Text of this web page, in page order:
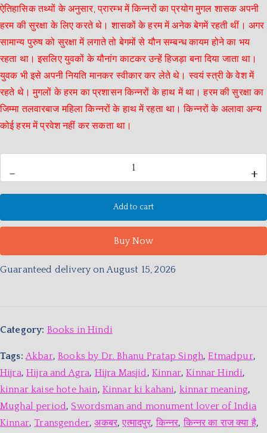
ऐतिहासिक तथ्यों के अनुसार, प्रारम्भ में किन्नरों का प्रयोग मुगल शासक अपनी
हरम की सुरक्षा के लिए करते थे। शासकों के हरम में अनेक बेगमें रहती थीं। अगर
सामान्य पुरुष को सुरक्षा में लगाते तो बेगमों से यौन सम्बन्ध कायम होने का भय
रहता था। इसलिए युवकों के यौनांग काटकर उन्हें हिजड़ा बना दिया जाता था।
युवक भी इसे अपनी नियति मानकर स्वीकार कर लेते थे। स्वयं स्त्री के वेश में
रहते थे। मुगलों के हरम का प्रशासन किन्नरों के हाथ में था। हरम की सुरक्षा का
जिम्मा तलवारबाज महिला किन्नरों के हाथ में रहता था। किन्नरों के अलावा अन्य
कोई हरम में प्रवेश नहीं कर सकता था।
- +
Add to cart
Buy Now
Guaranteed delivery on August 15, 2026
Category: Books in Hindi
Tags:Akbar,Books by Dr. Bhanu Pratap Singh,Etmadpur,
Hijra,Hijra and Agra, Hijra Masjid, Kinnar,Kinnar Hindi,
kinnar kaise hote hain, Kinnar ki kahani, kinnar meaning,
Mughal period,Swordsman and monument lover of India
Kinnar,Transgender,अकबर,एत्मादपुर,किन्नर,किन्नर का राज क्या है,
c
e
b
o
o
k
itt
er
at
s
A
p
p
e
gr
a
m
ar
e